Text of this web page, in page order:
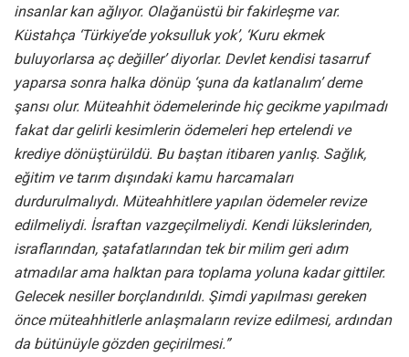
insanlar kan ağlıyor. Olağanüstü bir fakirleşme var.
Küstahça ‘Türkiye’de yoksulluk yok’, ‘Kuru ekmek
buluyorlarsa aç değiller’ diyorlar. Devlet kendisi tasarruf
yaparsa sonra halka dönüp ‘şuna da katlanalım’ deme
şansı olur. Müteahhit ödemelerinde hiç gecikme yapılmadı
fakat dar gelirli kesimlerin ödemeleri hep ertelendi ve
krediye dönüştürüldü. Bu baştan itibaren yanlış. Sağlık,
eğitim ve tarım dışındaki kamu harcamaları
durdurulmalıydı. Müteahhitlere yapılan ödemeler revize
edilmeliydi. İsraftan vazgeçilmeliydi. Kendi lükslerinden,
israflarından, şatafatlarından tek bir milim geri adım
atmadılar ama halktan para toplama yoluna kadar gittiler.
Gelecek nesiller borçlandırıldı. Şimdi yapılması gereken
önce müteahhitlerle anlaşmaların revize edilmesi, ardından
da bütünüyle gözden geçirilmesi.”